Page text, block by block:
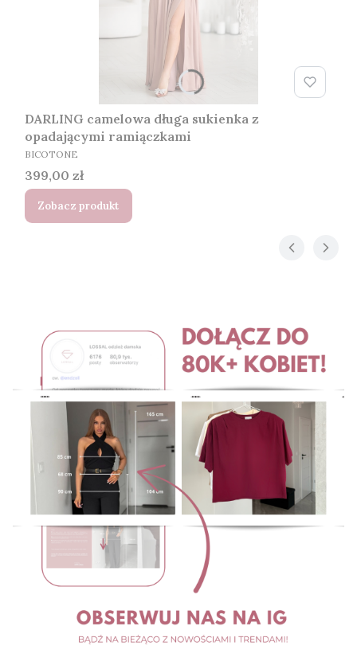
DARLING camelowa długa sukienka z
opadającymi ramiączkami
PRODUCENT
BICOTONE
Cena
399,00 zł
Zobacz produkt